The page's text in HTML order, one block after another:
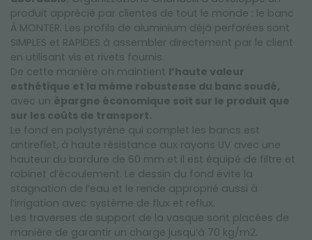
produit apprécié par clientes de tout le monde : le banc
À MONTER. Les profils de aluminium déjà perforées sont
SIMPLES et RAPIDES à assembler directement par le client
en utilisant vis et rivets fournis.
De cette manière on maintient l’haute valeur
esthétique et la même robustesse du banc soudé,
avec un épargne économique soit sur le produit que
sur les coûts de transport.
Le fond en polystyrène qui complet les bancs est
antireflet, à haute résistance aux rayons UV avec une
hauteur du bordure de 60 mm et il est équipé de filtre et
robinet d’écoulement. Le dessin du fond évite la
stagnation de l’eau et le rende approprié aussi à
l’irrigation avec système de flux et reflux.
Les traverses de support de la vasque sont placées de
manière de garantir un charge jusqu’à 70 kg/m2.